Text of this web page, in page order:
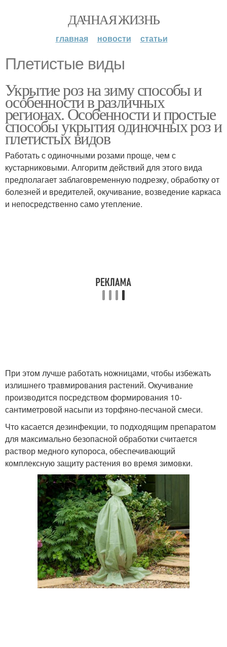
ДАЧНАЯ ЖИЗНЬ
главная новости статьи
Плетистые виды
Укрытие роз на зиму способы и
особенности в различных
регионах. Особенности и простые
способы укрытия одиночных роз и
плетистых видов
Работать с одиночными розами проще, чем с
кустарниковыми. Алгоритм действий для этого вида
предполагает заблаговременную подрезку, обработку от
болезней и вредителей, окучивание, возведение каркаса
и непосредственно само утепление.
При этом лучше работать ножницами, чтобы избежать
излишнего травмирования растений. Окучивание
производится посредством формирования 10-
сантиметровой насыпи из торфяно-песчаной смеси.
Что касается дезинфекции, то подходящим препаратом
для максимально безопасной обработки считается
раствор медного купороса, обеспечивающий
комплексную защиту растения во время зимовки.